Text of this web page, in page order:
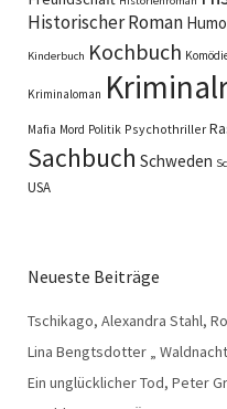
Historischer Roman
Kinderbuch Kochbuch
Kriminaloman
Mafia Mord Politik Psychothriller
Sachbuch Schweden
USA
Neueste Beiträge
Tschikago, Alexandra Stahl,
Lina Bengtsdotter „
Ein unglücklicher Tod, Peter